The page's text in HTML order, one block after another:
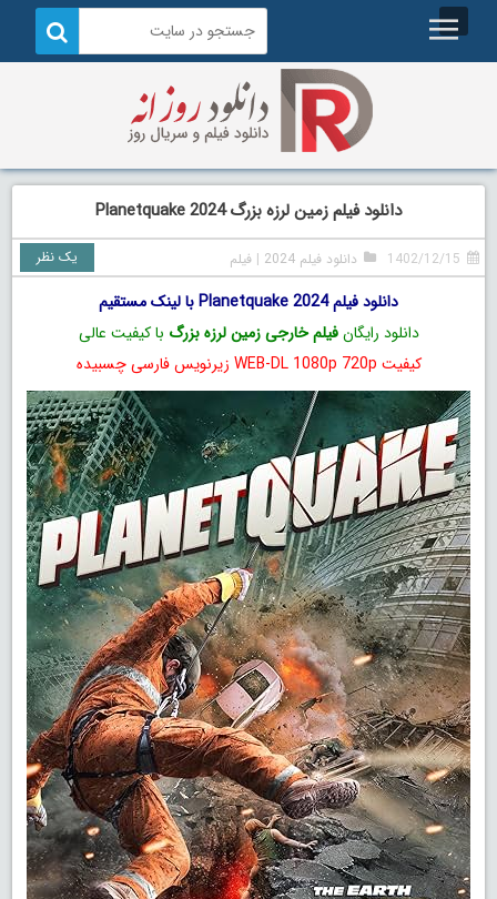
دانلود فیلم زمین لرزه بزرگ Planetquake 2024
1402/12/15 دانلود فیلم 2024 |فیلم یک نظر
دانلود فیلم Planetquake 2024 با لینک مستقیم
دانلود رایگانفیلم خارجی زمین لرزه بزرگ با کیفیت عالی
کیفیت WEB-DL 1080p 720p زیرنویس فارسی چسبیده